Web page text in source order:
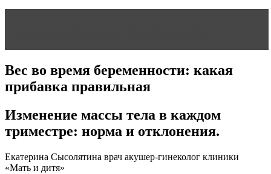
Вес во время беременности: какая
прибавка правильная
Изменение массы тела в каждом
триместре: норма и отклонения.
Екатерина Сысолятина врач акушер-гинеколог клиники
«Мать и дитя»